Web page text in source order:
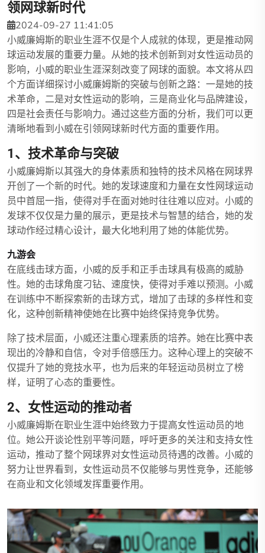
领网球新时代
2024-09-27 11:41:05
小威廉姆斯的职业生涯不仅是个人成就的体现，更是推动网
球运动发展的重要力量。从她的技术创新到对女性运动员的
影响，小威的职业生涯深刻改变了网球的面貌。本文将从四
个方面详细探讨小威廉姆斯的突破与创新之路：一是她的技
术革命，二是对女性运动的影响，三是商业化与品牌建设，
四是社会责任与影响力。通过这些方面的分析，我们可以更
清晰地看到小威在引领网球新时代方面的重要作用。
1、技术革命与突破
小威廉姆斯以其强大的身体素质和独特的技术风格在网球界
开创了一个新的时代。她的发球速度和力量在女性网球运动
员中首屈一指，使得对手在面对她时往往难以应对。小威的
发球不仅仅是力量的展示，更是技术与智慧的结合，她的发
球动作经过精心设计，最大化地利用了她的体能优势。
九游会
在底线击球方面，小威的反手和正手击球具有极高的威胁
性。她的击球角度刁钻、速度快，使得对手难以预测。小威
在训练中不断探索新的击球方式，增加了击球的多样性和变
化，这种创新精神使她在比赛中始终保持竞争优势。
除了技术层面，小威还注重心理素质的培养。她在比赛中表
现出的冷静和自信，令对手倍感压力。这种心理上的突破不
仅提升了她的竞技水平，也为后来的年轻运动员树立了榜
样，证明了心态的重要性。
2、女性运动的推动者
小威廉姆斯在职业生涯中始终致力于提高女性运动员的地
位。她公开谈论性别平等问题，呼吁更多的关注和支持女性
运动，推动了整个网球界对女性运动员待遇的改善。小威的
努力让世界看到，女性运动员不仅能够与男性竞争，还能够
在商业和文化领域发挥重要作用。